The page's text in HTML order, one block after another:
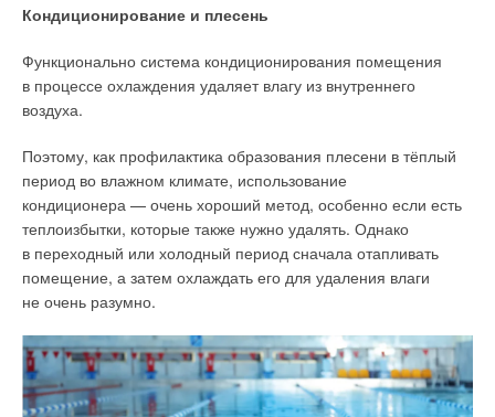
Кондиционирование и плесень
Функционально система кондиционирования помещения
в процессе охлаждения удаляет влагу из внутреннего
воздуха.
Поэтому, как профилактика образования плесени в тёплый
период во влажном климате, использование
кондиционера — очень хороший метод, особенно если есть
теплоизбытки, которые также нужно удалять. Однако
в переходный или холодный период сначала отапливать
помещение, а затем охлаждать его для удаления влаги
не очень разумно.